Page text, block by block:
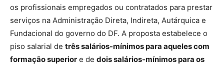
os profissionais empregados ou contratados para prestar
serviços na Administração Direta, Indireta, Autárquica e
Fundacional do governo do DF. A proposta estabelece o
piso salarial de três salários-mínimos para aqueles com
formação superior e de dois salários-mínimos para os